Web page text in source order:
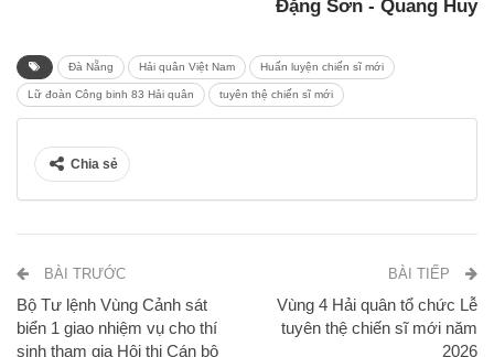
Đặng Sơn - Quang Huy
Đà Nẵng Hải quân Việt Nam Huấn luyện chiến sĩ mới
Lữ đoàn Công binh 83 Hải quân tuyên thệ chiến sĩ mới
Chia sẻ
BÀI TRƯỚC
Bộ Tư lệnh Vùng Cảnh sát
biển 1 giao nhiệm vụ cho thí
sinh tham gia Hội thi Cán bộ
BÀI TIẾP
Vùng 4 Hải quân tổ chức Lễ
tuyên thệ chiến sĩ mới năm
2026